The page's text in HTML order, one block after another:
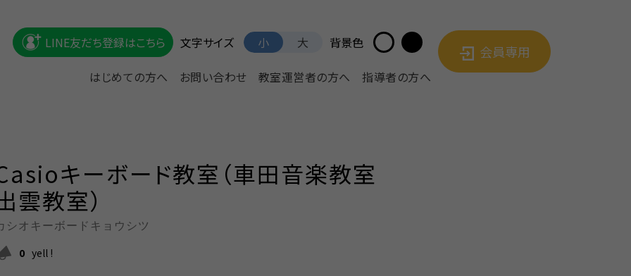
はじめての方へ お問い合わせ 教室運営者の方へ 指導者の方へ
LINE友だち登録はこちら 文字サイズ 小 大 背景色
会員専用
キーボード教室（車田音楽教室
雲教室）
シオキーボードキョウシツ
0 yell !